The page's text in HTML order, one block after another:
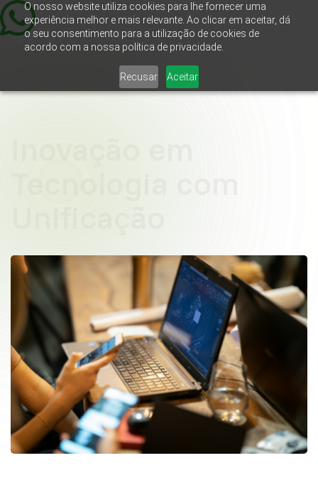
O nosso website utiliza cookies para lhe fornecer uma
experiência melhor e mais relevante. Ao clicar em aceitar, dá
o seu consentimento para a utilização de cookies de
acordo com a nossa política de privacidade.
Recusar Aceitar